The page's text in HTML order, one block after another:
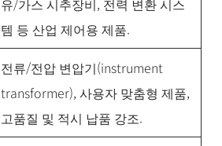
유/가스 시추장비, 전력 변환 시스
템 등 산업 제어용 제품.
전류/전압 변압기(instrument
transformer), 사용자 맞춤형 제품,
고품질 및 적시 납품 강조.